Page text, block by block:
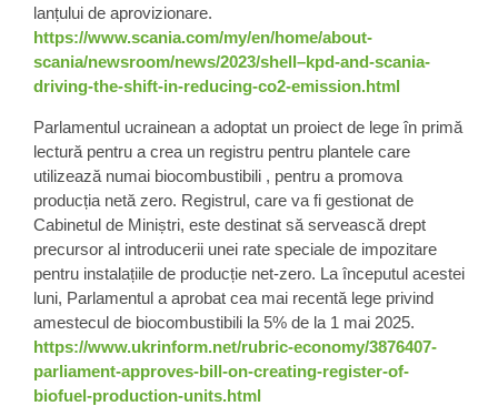
lanțului de aprovizionare.
https://www.scania.com/my/en/home/about-
scania/newsroom/news/2023/shell–kpd-and-scania-
driving-the-shift-in-reducing-co2-emission.html
Parlamentul ucrainean a adoptat un proiect de lege în primă
lectură pentru a crea un registru pentru plantele care
utilizează numai biocombustibili , pentru a promova
producția netă zero. Registrul, care va fi gestionat de
Cabinetul de Miniștri, este destinat să servească drept
precursor al introducerii unei rate speciale de impozitare
pentru instalațiile de producție net-zero. La începutul acestei
luni, Parlamentul a aprobat cea mai recentă lege privind
amestecul de biocombustibili la 5% de la 1 mai 2025.
https://www.ukrinform.net/rubric-economy/3876407-
parliament-approves-bill-on-creating-register-of-
biofuel-production-units.html